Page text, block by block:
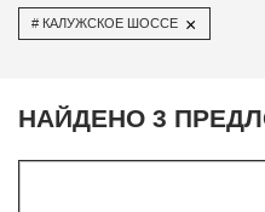
КАЛУЖСКОЕ ШОССЕ ×
НАЙДЕНО 3